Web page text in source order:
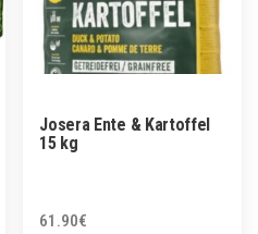
Josera Ente & Kartoffel
15 kg
61.90€